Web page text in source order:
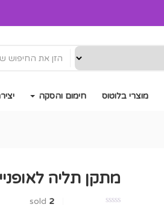
מוצרי בלוטוס חימום והסקה
מתקן תליה
2
sold